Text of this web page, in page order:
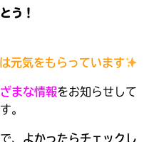
う！
元気をもらっています
まな情報をお知らせして
。
、 よかったらチェックし